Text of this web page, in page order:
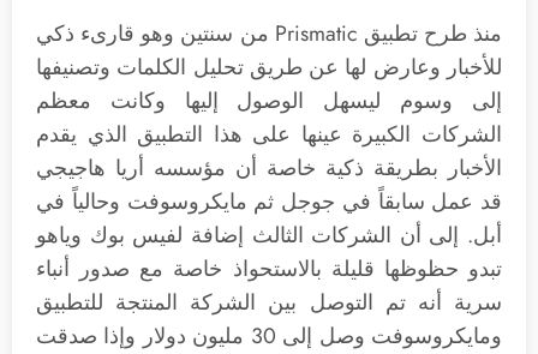
منذ طرح تطبيق Prismatic من سنتين وهو قارىء ذكي
للأخبار وعارض لها عن طريق تحليل الكلمات وتصنيفها
إلى وسوم ليسهل الوصول إليها وكانت معظم
الشركات الكبيرة عينها على هذا التطبيق الذي يقدم
الأخبار بطريقة ذكية خاصة أن مؤسسه أريا هاجيجي
قد عمل سابقاً في جوجل ثم مايكروسوفت وحالياً في
أبل. إلى أن الشركات الثالث إضافة لفيس بوك وياهو
تبدو حظوظها قليلة بالاستحواذ خاصة مع صدور أنباء
سرية أنه تم التوصل بين الشركة المنتجة للتطبيق
ومايكروسوفت وصل إلى 30 مليون دولار وإذا صدقت